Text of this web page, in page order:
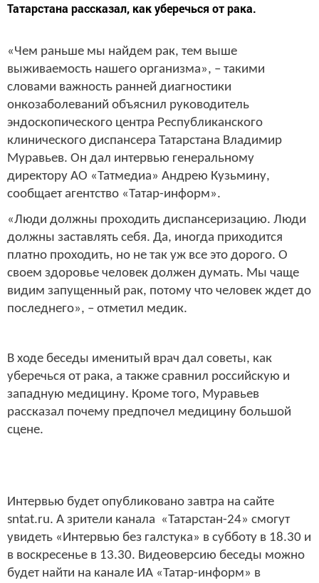
Татарстана рассказал, как уберечься от рака.
«Чем раньше мы найдем рак, тем выше
выживаемость нашего организма», – такими
словами важность ранней диагностики
онкозаболеваний объяснил руководитель
эндоскопического центра Республиканского
клинического диспансера Татарстана Владимир
Муравьев. Он дал интервью генеральному
директору АО «Татмедиа» Андрею Кузьмину,
сообщает агентство «Татар-информ».
«Люди должны проходить диспансеризацию. Люди
должны заставлять себя. Да, иногда приходится
платно проходить, но не так уж все это дорого. О
своем здоровье человек должен думать. Мы чаще
видим запущенный рак, потому что человек ждет до
последнего», – отметил медик.
В ходе беседы именитый врач дал советы, как
уберечься от рака, а также сравнил российскую и
западную медицину. Кроме того, Муравьев
рассказал почему предпочел медицину большой
сцене.
Интервью будет опубликовано завтра на сайте
sntat.ru. А зрители канала «Татарстан-24» смогут
увидеть «Интервью без галстука» в субботу в 18.30 и
в воскресенье в 13.30. Видеоверсию беседы можно
будет найти на канале ИА «Татар-информ» в